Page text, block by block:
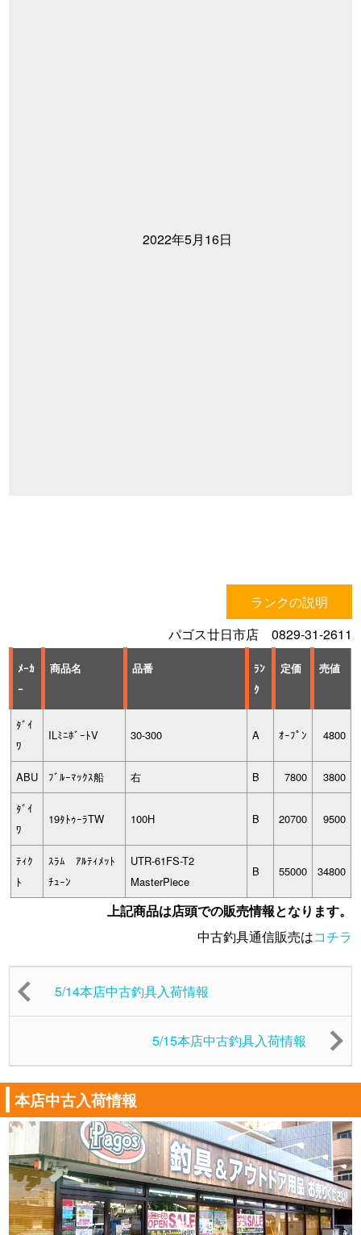
2022年5月16日
ランクの説明
パゴス廿日市店 0829-31-2611
ﾒｰｶ
ｰ
商品名 品番
ﾗﾝ
ｸ
定価 売値
ﾀﾞｲ
ﾜ
ILﾐﾆﾎﾞｰﾄV 30-300 A ｵｰﾌﾟﾝ 4800
ABU ﾌﾞﾙｰﾏｯｸｽ船 右 B 7800 3800
ﾀﾞｲ
ﾜ
19ﾀﾄｩｰﾗTW 100H B 20700 9500
ﾃｨｸ
ﾄ
ｽﾗﾑ ｱﾙﾃｨﾒｯﾄ
ﾁｭｰﾝ
UTR-61FS-T2
MasterPiece
B 55000 34800
上記商品は店頭での販売情報となります。
中古釣具通信販売はコチラ
5/14本店中古釣具入荷情報
5/15本店中古釣具入荷情報
本店中古入荷情報